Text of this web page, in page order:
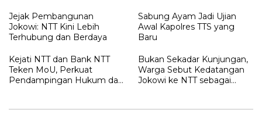
Gelar “RAJA TIMOR”
Kepada JOKO WIDODO
Jejak Pembangunan
Jokowi: NTT Kini Lebih
Terhubung dan Berdaya
Sabung Ayam Jadi Ujian
Awal Kapolres TTS yang
Baru
Kejati NTT dan Bank NTT
Teken MoU, Perkuat
Pendampingan Hukum dan
Bukan Sekadar Kunjungan,
Warga Sebut Kedatangan
Jokowi ke NTT sebagai